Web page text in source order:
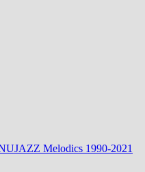
Melodics 1990-2021